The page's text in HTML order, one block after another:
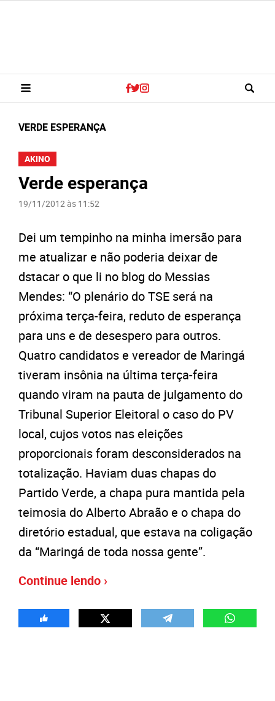
VERDE ESPERANÇA
AKINO
Verde esperança
19/11/2012 às 11:52
Dei um tempinho na minha imersão para
me atualizar e não poderia deixar de
dstacar o que li no blog do Messias
Mendes: “O plenário do TSE será na
próxima terça-feira, reduto de esperança
para uns e de desespero para outros.
Quatro candidatos e vereador de Maringá
tiveram insônia na última terça-feira
quando viram na pauta de julgamento do
Tribunal Superior Eleitoral o caso do PV
local, cujos votos nas eleições
proporcionais foram desconsiderados na
totalização. Haviam duas chapas do
Partido Verde, a chapa pura mantida pela
teimosia do Alberto Abraão e o chapa do
diretório estadual, que estava na coligação
da “Maringá de toda nossa gente”.
Continue lendo ›